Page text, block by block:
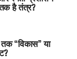
है तंत्र?
“विकास” या